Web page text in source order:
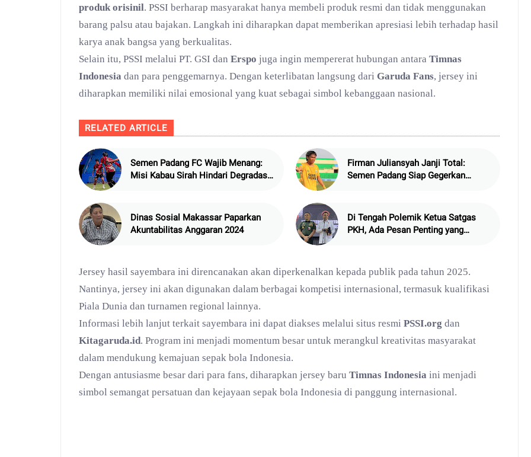
produk orisinil. PSSI berharap masyarakat hanya membeli produk resmi dan tidak menggunakan
barang palsu atau bajakan. Langkah ini diharapkan dapat memberikan apresiasi lebih terhadap hasil
karya anak bangsa yang berkualitas.
Selain itu, PSSI melalui PT. GSI dan Erspo juga ingin mempererat hubungan antara Timnas
Indonesia dan para penggemarnya. Dengan keterlibatan langsung dari Garuda Fans, jersey ini
diharapkan memiliki nilai emosional yang kuat sebagai simbol kebanggaan nasional.
RELATED ARTICLE
Semen Padang FC Wajib Menang:
Misi Kabau Sirah Hindari Degradasi
Firman Juliansyah Janji Total:
Semen Padang Siap Gegerkan
Dinas Sosial Makassar Paparkan
Akuntabilitas Anggaran 2024
Di Tengah Polemik Ketua Satgas
PKH, Ada Pesan Penting yang
Jersey hasil sayembara ini direncanakan akan diperkenalkan kepada publik pada tahun 2025.
Nantinya, jersey ini akan digunakan dalam berbagai kompetisi internasional, termasuk kualifikasi
Piala Dunia dan turnamen regional lainnya.
Informasi lebih lanjut terkait sayembara ini dapat diakses melalui situs resmi PSSI.org dan
Kitagaruda.id. Program ini menjadi momentum besar untuk merangkul kreativitas masyarakat
dalam mendukung kemajuan sepak bola Indonesia.
Dengan antusiasme besar dari para fans, diharapkan jersey baru Timnas Indonesia ini menjadi
simbol semangat persatuan dan kejayaan sepak bola Indonesia di panggung internasional.